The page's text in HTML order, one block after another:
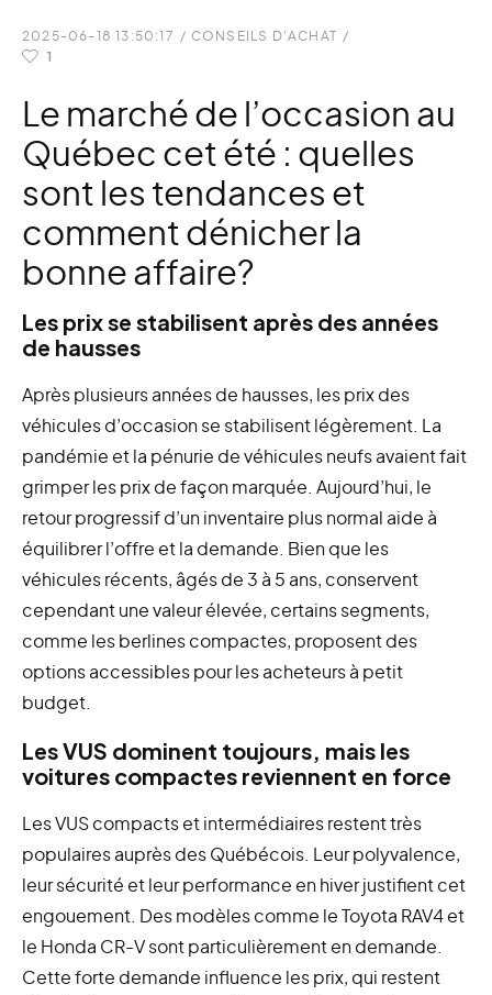
2025-06-18 13:50:17 / CONSEILS D'ACHAT /
1
Le marché de l’occasion au
Québec cet été : quelles
sont les tendances et
comment dénicher la
bonne affaire?
Les prix se stabilisent après des années
de hausses
Après plusieurs années de hausses, les prix des
véhicules d’occasion se stabilisent légèrement. La
pandémie et la pénurie de véhicules neufs avaient fait
grimper les prix de façon marquée. Aujourd’hui, le
retour progressif d’un inventaire plus normal aide à
équilibrer l’offre et la demande. Bien que les
véhicules récents, âgés de 3 à 5 ans, conservent
cependant une valeur élevée, certains segments,
comme les berlines compactes, proposent des
options accessibles pour les acheteurs à petit
budget.
Les VUS dominent toujours, mais les
voitures compactes reviennent en force
Les VUS compacts et intermédiaires restent très
populaires auprès des Québécois. Leur polyvalence,
leur sécurité et leur performance en hiver justifient cet
engouement. Des modèles comme le Toyota RAV4 et
le Honda CR-V sont particulièrement en demande.
Cette forte demande influence les prix, qui restent